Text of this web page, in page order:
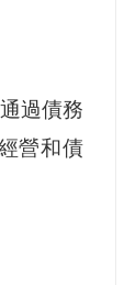
過債務
營和債